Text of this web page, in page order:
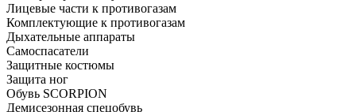
Лицевые части к противогазам
Комплектующие к противогазам
Дыхательные аппараты
Самоспасатели
Защитные костюмы
Защита ног
Обувь SCORPION
Демисезонная спецобувь